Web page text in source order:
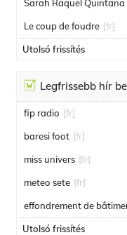
Sarah Raquel Quintana
Le coup de foudre [fr]
Utolsó frissítés
Legfrissebb hír
fip radio [fr]
baresi foot [fr]
miss univers [fr]
meteo sete [fr]
effondrement de
Utolsó frissítés